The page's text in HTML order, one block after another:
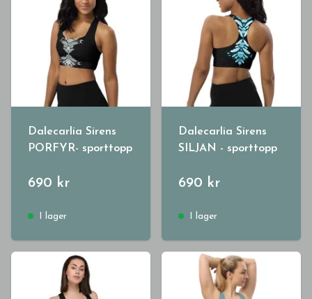
Dalecarlia Sirens
PORFYR- sporttopp
690 kr
I lager
Dalecarlia Sirens
SILJAN - sporttopp
690 kr
I lager